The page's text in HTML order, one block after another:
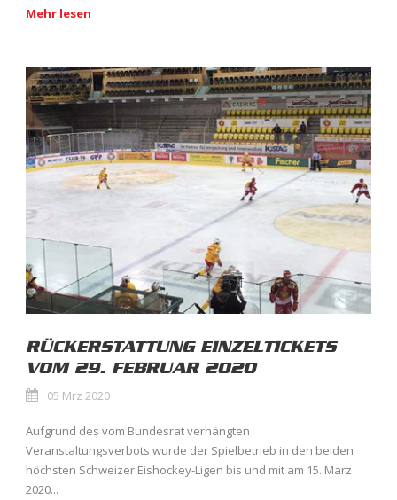
Mehr lesen
RÜCKERSTATTUNG EINZELTICKETS
VOM 29. FEBRUAR 2020
05 Mrz 2020
Aufgrund des vom Bundesrat verhängten
Veranstaltungsverbots wurde der Spielbetrieb in den beiden
höchsten Schweizer Eishockey-Ligen bis und mit am 15. Marz
2020...